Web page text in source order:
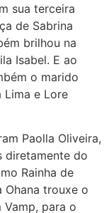
sua terceira
de Sabrina
brilhou na
Isabel. E ao
o marido
Lima e Lore
Paolla Oliveira,
diretamente do
Rainha de
Ohana trouxe o
Vamp, para o